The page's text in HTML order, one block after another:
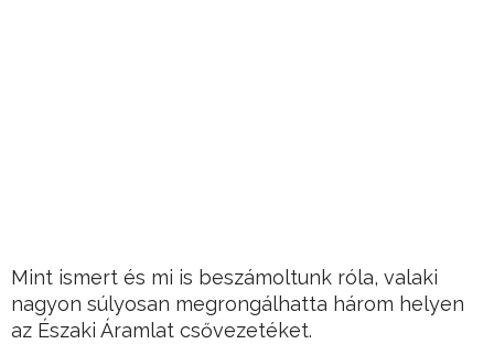
Mint ismert és mi is beszámoltunk róla, valaki
nagyon súlyosan megrongálhatta három helyen
az Északi Áramlat csővezetéket.